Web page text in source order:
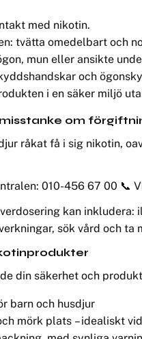
med nikotin.
tvätta omedelbart och
mun eller ansikte
och
i en säker miljö
om
råkat få i sig nikotin,
010-456 67 00 📞
kan inkludera:
sök vård och ta
din säkerhet och
barn och husdjur
mörk plats – idealiskt
med synliga